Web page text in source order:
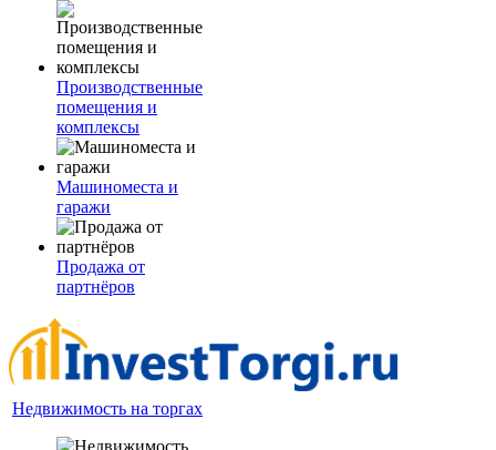
Производственные
помещения и
комплексы
Машиноместа и
гаражи
Продажа от
партнёров
Недвижимость на торгах